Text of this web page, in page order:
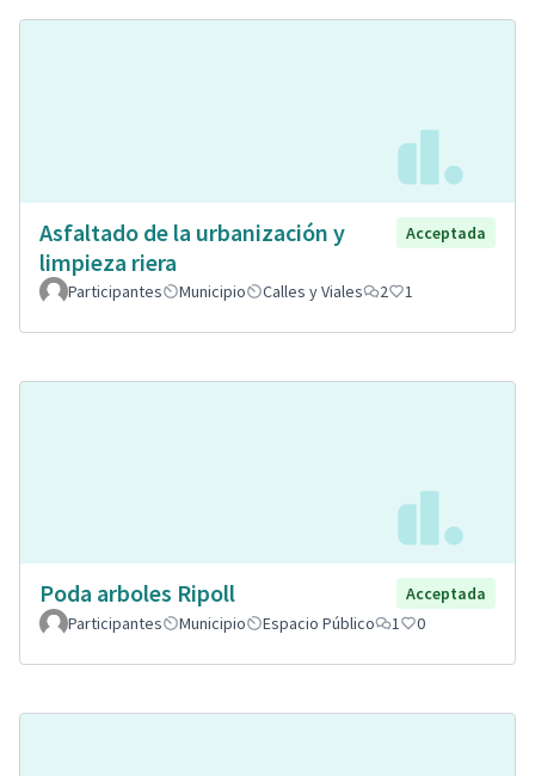
Asfaltado de la urbanización y
limpieza riera
Acceptada
Participantes Municipio Calles y Viales 2 1
Poda arboles Ripoll
Acceptada
Participantes
Municipio Espacio Público 1 0